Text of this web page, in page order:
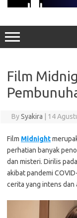
Film
BySyakira 14
Film Midnight
perhatian banyak
dan misteri. Dirilis
akibat pandemi
cerita yang intens dan